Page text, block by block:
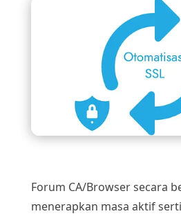
Forum CA/Browser secara
menerapkan masa aktif